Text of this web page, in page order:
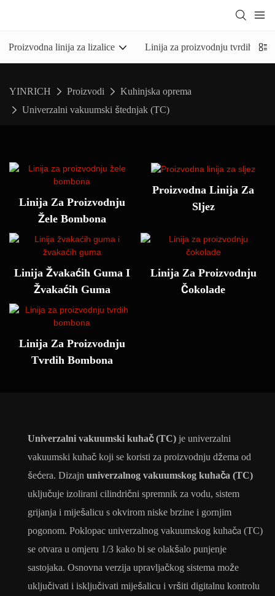
Proizvodna linija za lizalice Linija za proizvodnju tvrdih
YINRICH Proizvodi
Kuhinjska oprema
Univerzalni vakuumski štednjak (TC)
Linija Za Proizvodnju
Žele Bombona
Proizvodna Linija Za
Sljez
Linija Žvakaćih Guma I
Žvakaćih Guma
Linija Za Proizvodnju
Čokolade
Linija Za Proizvodnju
Tvrdih Bombona
Univerzalni vakuumski kuhač (TC) je univerzalni
vakuumski kuhač koji se koristi za proizvodnju džema od
šećera. Dizajn univerzalnog vakuumskog kuhača (TC)
uključuje izolirani cilindrični spremnik za vodu, sistem
grijanja i miješalicu s okvirom niske brzine i gornjim
pogonom. Poklopac univerzalnog vakuumskog kuhača (TC)
se otvara u omjeru 1/3 kako bi se olakšalo punjenje
sastojaka. Osnovna verzija upravljačkog sistema može
uključivati ​​i isključivati ​​miješalicu i vršiti digitalnu kontrolu